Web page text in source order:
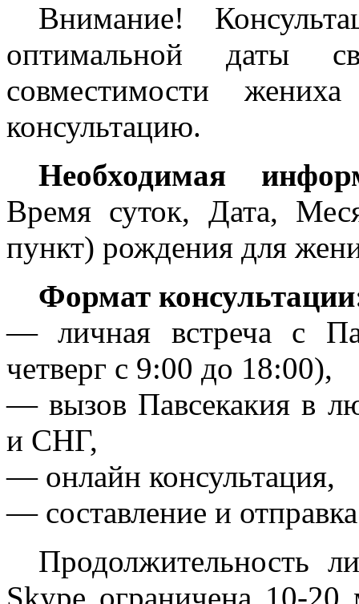
Внимание!
оптимальной даты
совместимости
консультацию.
Необходимая
Время суток, Дата,
пункт) рождения для
Формат
— личная встреча с
четверг с 9:00 до 18:00),
— вызов Павсекакия в
и СНГ,
— онлайн консультация,
— составление и
Продолжительность